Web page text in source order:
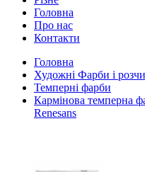
Головна
Про нас
Контакти
Головна
Художні Фарби і
Темперні фарби
Кармінова темперна
Renesans